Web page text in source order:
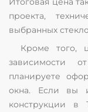
проекта,
выбранных
Кроме того,
зависимости
планируете
окна. Если вы
конструкции в